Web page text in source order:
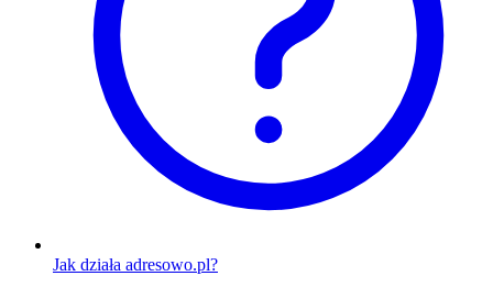
Jak działa adresowo.pl?